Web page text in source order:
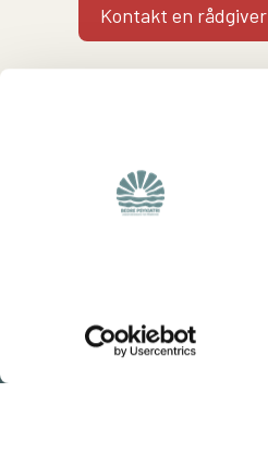
Kontakt en rådgiver
Hjemmeside for
frivillige